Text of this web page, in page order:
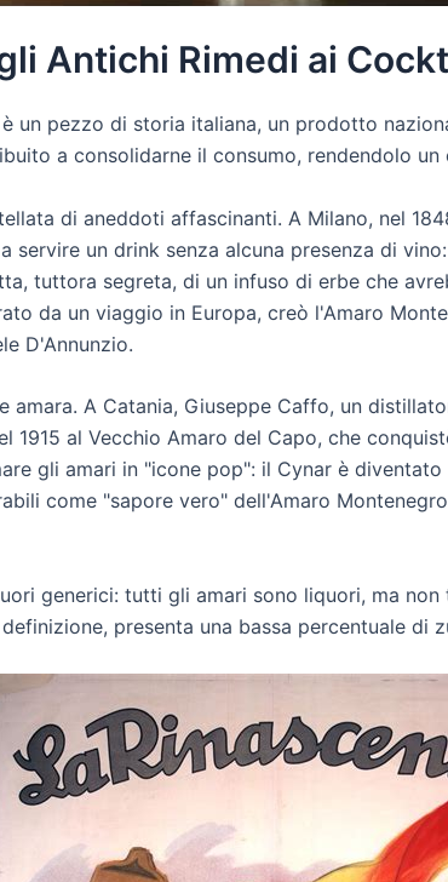
Antichi Rimedi ai
un pezzo di storia italiana, un prodotto
a consolidarne il consumo, rendendolo
di aneddoti affascinanti. A Milano, nel
servire un drink senza alcuna presenza di
tuttora segreta, di un infuso di erbe che
da un viaggio in Europa, creò l'Amaro
D'Annunzio.
amara. A Catania, Giuseppe Caffo, un
1915 al Vecchio Amaro del Capo, che
gli amari in "icone pop": il Cynar è
come "sapore vero" dell'Amaro
generici: tutti gli amari sono liquori, ma
presenta una bassa percentuale di